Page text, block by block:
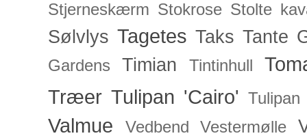
Stjerneskærm Stokrose Stolte
Sølvlys Tagetes Taks Tante
Gardens Timian Tintinhull
Træer Tulipan 'Cairo'
Valmue Vedbend Vestermølle